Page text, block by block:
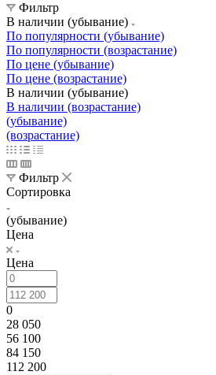
Фильтр
В наличии (убывание)
По популярности (убывание)
По популярности (возрастание)
По цене (убывание)
По цене (возрастание)
В наличии (убывание)
В наличии (возрастание)
(убывание)
(возрастание)
Фильтр
Сортировка
(убывание)
Цена
Цена
0
28 050
56 100
84 150
112 200